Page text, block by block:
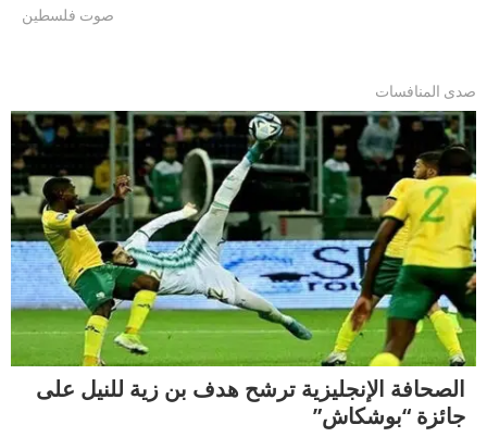
صوت فلسطين
صدى المنافسات
الصحافة الإنجليزية ترشح هدف بن زية للنيل على
جائزة “بوشكاش”